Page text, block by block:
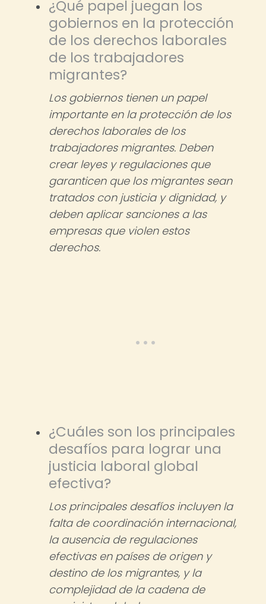
¿Qué papel juegan los
gobiernos en la protección
de los derechos laborales
de los trabajadores
migrantes?
Los gobiernos tienen un papel
importante en la protección de los
derechos laborales de los
trabajadores migrantes. Deben
crear leyes y regulaciones que
garanticen que los migrantes sean
tratados con justicia y dignidad, y
deben aplicar sanciones a las
empresas que violen estos
derechos.
¿Cuáles son los principales
desafíos para lograr una
justicia laboral global
efectiva?
Los principales desafíos incluyen la
falta de coordinación internacional,
la ausencia de regulaciones
efectivas en países de origen y
destino de los migrantes, y la
complejidad de la cadena de